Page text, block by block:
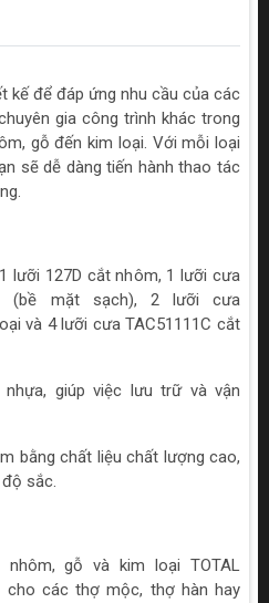
kế để đáp ứng nhu cầu của các
gia công trình khác trong
gỗ đến kim loại. Với mỗi loại
sẽ dễ dàng tiến hành thao tác
lưỡi 127D cắt nhôm, 1 lưỡi cưa
(bề mặt sạch), 2 lưỡi cưa
và 4 lưỡi cưa TAC51111C cắt
giúp việc lưu trữ và vận
bằng chất liệu chất lượng cao,
sắc.
gỗ và kim loại TOTAL
cho các thợ mộc, thợ hàn hay